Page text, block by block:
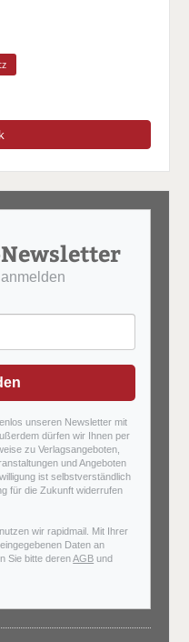
unseren Newsletter mit
dürfen wir Ihnen per
zu Verlagsangeboten,
und Angeboten
ist selbstverständlich
für die Zukunft widerrufen
wir rapidmail. Mit Ihrer
Daten an
Sie bitte derenAGB und